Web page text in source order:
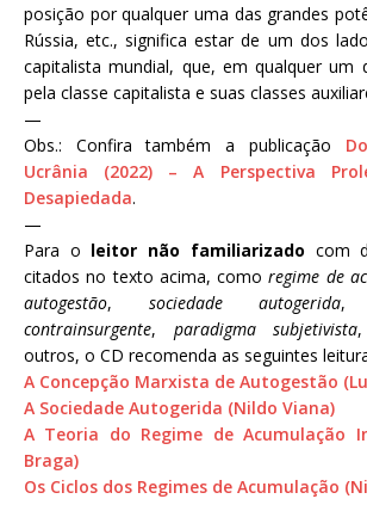
posição por qualquer uma das grandes
Rússia, etc., significa estar de um dos
capitalista mundial, que, em qualquer um
pela classe capitalista e suas classes
—
Obs.: Confira também a publicação
Ucrânia (2022) – A Perspectiva
Desapiedada.
—
Para o leitor não familiarizado com
citados no texto acima, comoregime de
autogestão, sociedade autogerida
contrainsurgente, paradigma subjetivista
outros, o CD recomenda as seguintes
A Concepção Marxista de Autogestão
A Sociedade Autogerida (Nildo Viana)
A Teoria do Regime de Acumulação
Braga)
Os Ciclos dos Regimes de Acumulação